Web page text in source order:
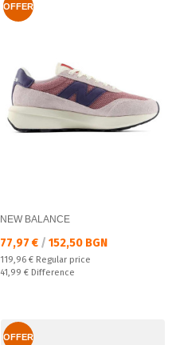
OFFER
NEW BALANCE
Текуща цена:
77,97 € / 152,50 BGN
Regular price:
119,96 € Regular price
Спестявате:
41,99 € Difference
OFFER